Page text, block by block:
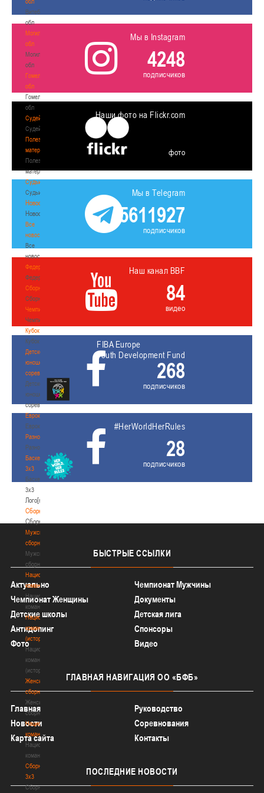
Витебская
обл
Могилевская
обл
Могилевская
обл
Гомельская
обл
Гомельская
обл
Судейство
Судейство
Полезные
материалы
Полезные
материалы
Судьи
Судьи
Новости
Новости
Все
новости
Все
новости
Федерация
Федерация
Сборные
Сборные
Чемпионат
Чемпионат
Кубок
Кубок
Детско-
юношеские
соревнования
Детско-
юношеские
соревнования
Еврокубки
Еврокубки
Разное
Разное
Баскетбол
3х3
Баскетбол
3х3
Лого[modid=121]
Сборные
Сборные
Мужские
сборные
Мужские
сборные
Национальная
команда
Национальная
команда
Национальная
команда
(история)
Национальная
команда
(история)
Женские
сборные
Женские
сборные
Национальная
команда
Национальная
команда
Сборные
3х3
Сборные
Мы в Instagram
4248
подписчиков
Наши фото на Flickr.com
фото
Мы в Telegram
5611927
подписчиков
Наш канал BBF
84
видео
FIBA Europe
Youth Development Fund
268
подписчиков
#HerWorldHerRules
28
подписчиков
БЫСТРЫЕ ССЫЛКИ
Актуально
Чемпионат Мужчины
Чемпионат Женщины
Документы
Детские школы
Детская лига
Антидопинг
Спонсоры
Фото
Видео
ГЛАВНАЯ НАВИГАЦИЯ ОО «БФБ»
Главная
Руководство
Новости
Соревнования
Карта сайта
Контакты
ПОСЛЕДНИЕ НОВОСТИ